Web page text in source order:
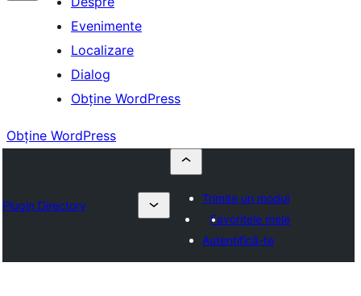
Evenimente
Localizare
Dialog
Obține WordPress
Obține WordPress
Plugin Directory
Trimite un modul
Favoritele mele
Autentifică-te